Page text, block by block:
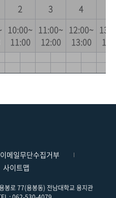
2 3 4
10:00~
11:00
11:00~
12:00
12:00~
13:00
이메일무단수집거부
사이트맵
봉로 77(용봉동) 전남대학교 용지관